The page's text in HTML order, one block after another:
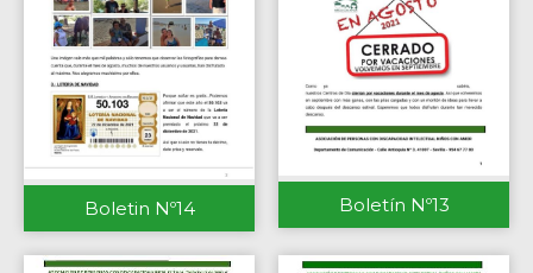
Boletin Nº14 Boletín Nº13